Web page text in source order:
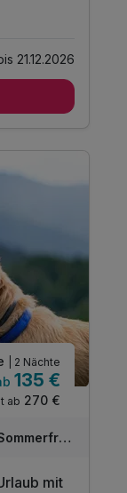
21.12.2026
| 2 Nächte
135 €
ab 270 €
Hotel Sonnenhof - Tante ALMA's Sommerfrische
mit